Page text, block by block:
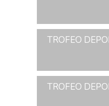
TROFEO
TROFEO